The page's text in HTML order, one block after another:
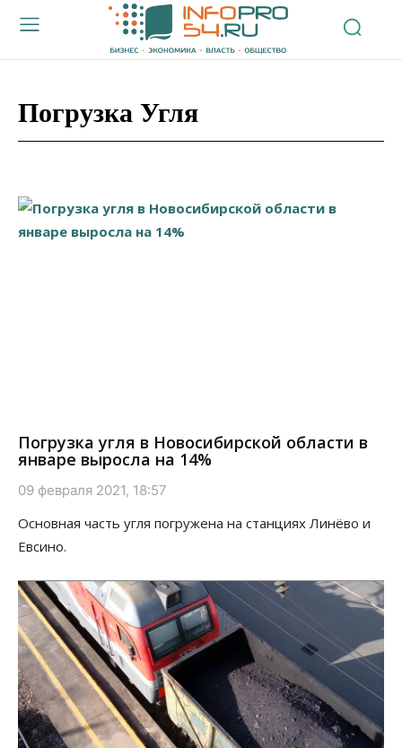
Погрузка Угля
Погрузка угля в Новосибирской области в
январе выросла на 14%
09 февраля 2021, 18:57
Основная часть угля погружена на станциях Линёво и
Евсино.